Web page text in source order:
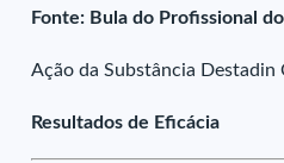
Fonte: Bula do Profissional
Ação da Substância Destadin
Resultados de Eficácia